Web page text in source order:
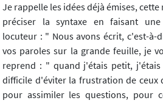
Je rappelle les idées déjà émises,
préciser la syntaxe en faisant
locuteur : " Nous avons écrit, c'est-à-
vos paroles sur la grande feuille, je
reprend : " quand j'étais petit,
difficile d'éviter la frustration de ceux
pour assimiler les questions, pour